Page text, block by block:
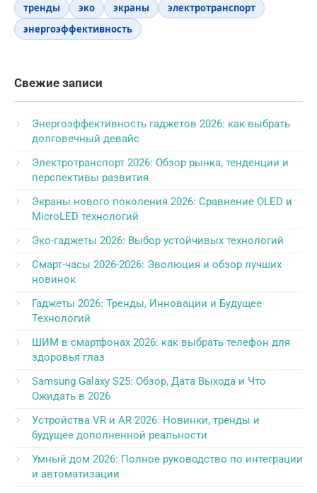
тренды
эко экраны
электротранспорт
энергоэффективность
Свежие записи
Энергоэффективность гаджетов 2026: как выбрать
долговечный девайс
Электротранспорт 2026: Обзор рынка, тенденции и
перспективы развития
Экраны нового поколения 2026: Сравнение OLED и
MicroLED технологий
Эко-гаджеты 2026: Выбор устойчивых технологий
Смарт-часы 2026-2026: Эволюция и обзор лучших
новинок
Гаджеты 2026: Тренды, Инновации и Будущее
Технологий
ШИМ в смартфонах 2026: как выбрать телефон для
здоровья глаз
Samsung Galaxy S25: Обзор, Дата Выхода и Что
Ожидать в 2026
Устройства VR и AR 2026: Новинки, тренды и
будущее дополненной реальности
Умный дом 2026: Полное руководство по интеграции
и автоматизации